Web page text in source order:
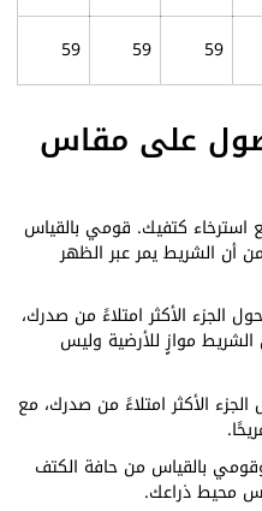
59
59
59
على مقاس
كتفيك. قومي بالقياس
أن الشريط يمر عبر الظهر
الجزء الأكثر امتلاءً من صدرك،
موازٍ للأرضية وليس
الأكثر امتلاءً من صدرك، مع
بالقياس من حافة الكتف
محيط ذراعك.